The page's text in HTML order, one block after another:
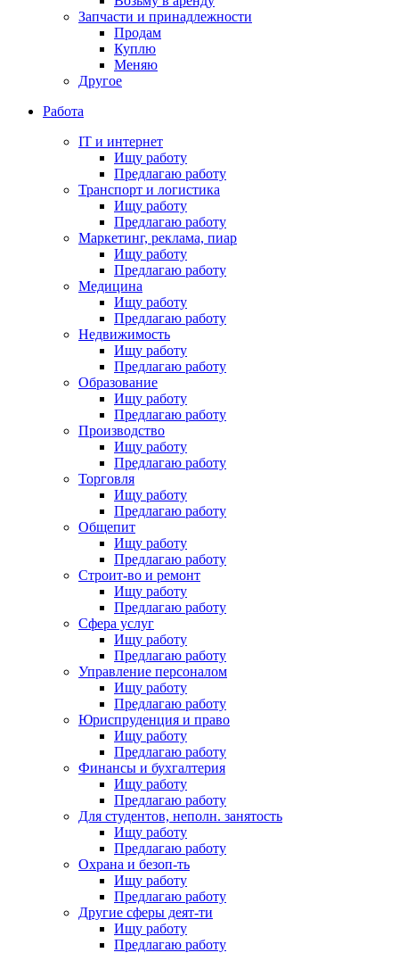
Запчасти и принадлежности
Продам
Куплю
Меняю
Другое
Работа
IT и интернет
Ищу работу
Предлагаю работу
Транспорт и логистика
Ищу работу
Предлагаю работу
Маркетинг, реклама, пиар
Ищу работу
Предлагаю работу
Медицина
Ищу работу
Предлагаю работу
Недвижимость
Ищу работу
Предлагаю работу
Образование
Ищу работу
Предлагаю работу
Производство
Ищу работу
Предлагаю работу
Торговля
Ищу работу
Предлагаю работу
Общепит
Ищу работу
Предлагаю работу
Строит-во и ремонт
Ищу работу
Предлагаю работу
Сфера услуг
Ищу работу
Предлагаю работу
Управление персоналом
Ищу работу
Предлагаю работу
Юриспруденция и право
Ищу работу
Предлагаю работу
Финансы и бухгалтерия
Ищу работу
Предлагаю работу
Для студентов, неполн. занятость
Ищу работу
Предлагаю работу
Охрана и безоп-ть
Ищу работу
Предлагаю работу
Другие сферы деят-ти
Ищу работу
Предлагаю работу